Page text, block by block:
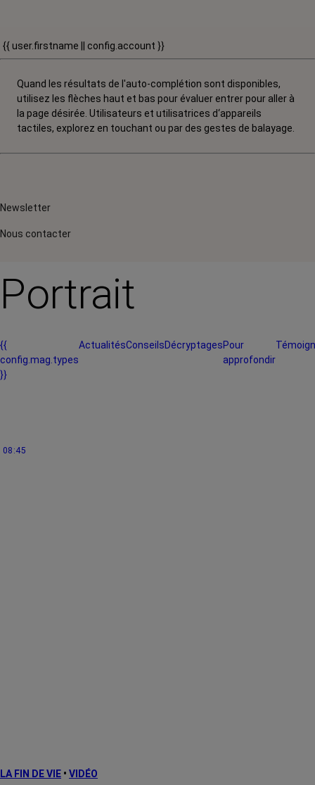
{{ user.firstname || config.account }}
Quand les résultats de l'auto-complétion sont disponibles,
utilisez les flèches haut et bas pour évaluer entrer pour aller à
la page désirée. Utilisateurs et utilisatrices d‘appareils
tactiles, explorez en touchant ou par des gestes de balayage.
Newsletter
Nous contacter
Portrait
{{
config.mag.types
}}
ActualitésConseilsDécryptagesPour
approfondir
08:45
LA FIN DE VIE • VIDÉO